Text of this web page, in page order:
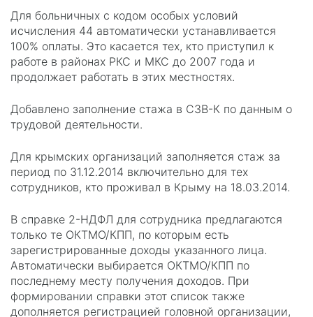
Для больничных с кодом особых условий
исчисления 44 автоматически устанавливается
100% оплаты. Это касается тех, кто приступил к
работе в районах РКС и МКС до 2007 года и
продолжает работать в этих местностях.
Добавлено заполнение стажа в СЗВ-К по данным о
трудовой деятельности.
Для крымских организаций заполняется стаж за
период по 31.12.2014 включительно для тех
сотрудников, кто проживал в Крыму на 18.03.2014.
В справке 2-НДФЛ для сотрудника предлагаются
только те ОКТМО/КПП, по которым есть
зарегистрированные доходы указанного лица.
Автоматически выбирается ОКТМО/КПП по
последнему месту получения доходов. При
формировании справки этот список также
дополняется регистрацией головной организации,